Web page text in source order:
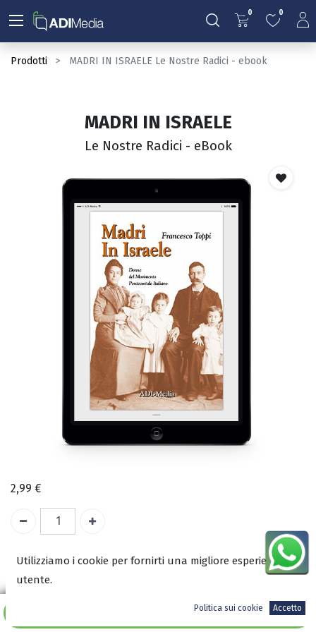
0 0
Prodotti MADRI IN ISRAELE Le Nostre Radici - ebook
Aggiungi al carrello
MADRI IN ISRAELE
Le Nostre Radici - eBook
2,99 €
ISBN:
9788833060705
Utilizziamo i cookie per fornirti una migliore esperienza
utente.
Politica sui cookie Accetto